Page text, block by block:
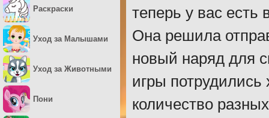
теперь у вас
Она решила
новый наряд для
игры
количество
Раскраски
Уход за Малышами
Уход за Животными
Пони